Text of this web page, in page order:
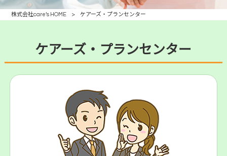
株式会社care’s HOME > ケアーズ・プランセンター
ケアーズ・プランセンター